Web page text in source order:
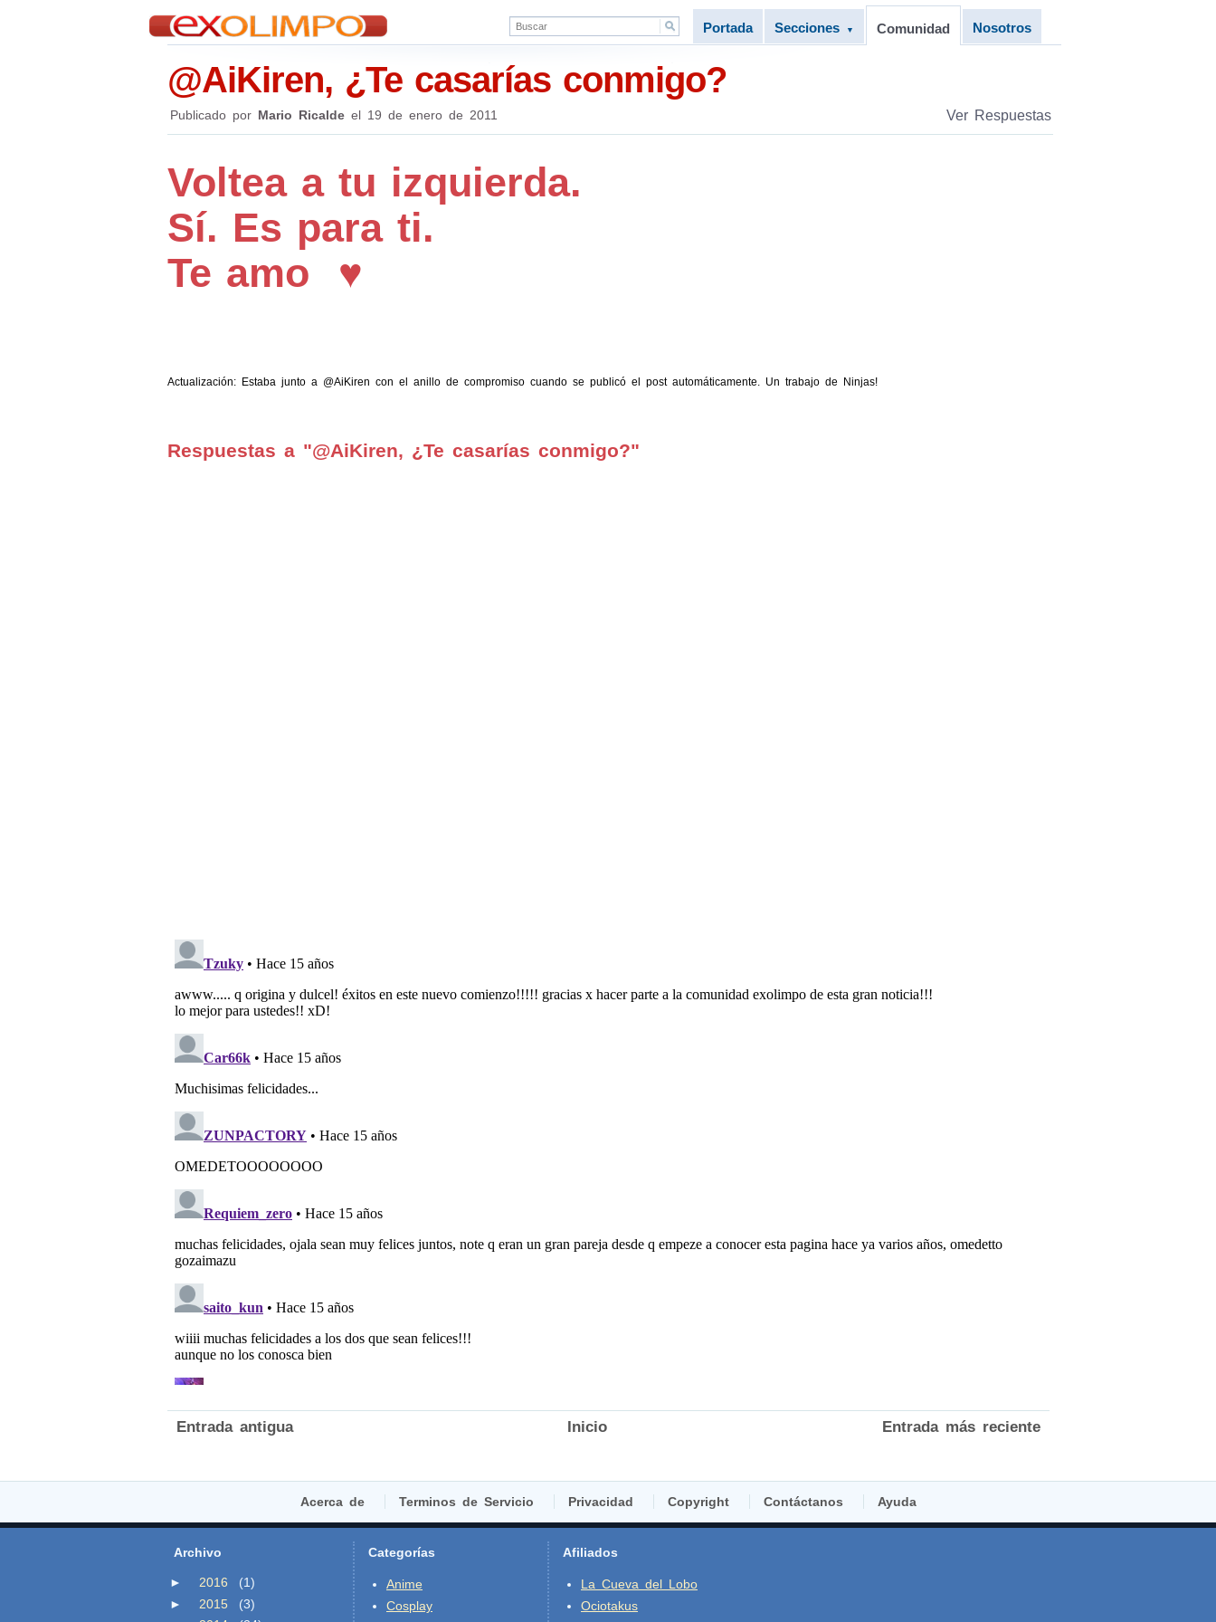
Portada Secciones ▼ Comunidad Nosotros
@AiKiren, ¿Te casarías conmigo?
Publicado por Mario Ricaldeel 19 de enero de 2011 Ver Respuestas
Voltea a tu izquierda.
Sí. Es para ti.
Te amo ♥
Actualización: Estaba junto a @AiKiren con el anillo de compromiso cuando se publicó el post automáticamente. Un trabajo de Ninjas!
Respuestas a "@AiKiren, ¿Te casarías conmigo?"
Entrada más reciente
Entrada antigua Inicio
Acerca de Terminos de Servicio Privacidad Copyright Contáctanos Ayuda
Archivo
► 2016
(1)
►
2015
(3)
Categorías
Anime
Cosplay
Afiliados
La Cueva del Lobo
Ociotakus